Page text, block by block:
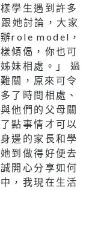
學生遇到許多
她討論，大家
role model，
傾偈，你也可
妹相處。」 過
關，原來可令
了時間相處、
他們的父母關
點事情才可以
邊的家長和學
到做得好便去
開心分享如何
，我現在生活